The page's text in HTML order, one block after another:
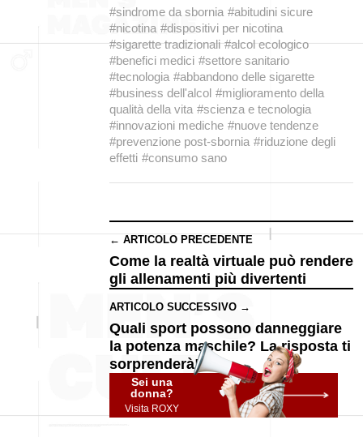
#sindrome da sbornia #abitudini sicure
#nicotina #dispositivi per nicotina
#sigarette tradizionali #alcol ecologico
#benefici medici #settore sanitario
#tecnologia #abbandono delle sigarette
#business dell'alcol #miglioramento della
qualità della vita #scienza e tecnologia
#innovazioni mediche #nuove tendenze
#prevenzione post-sbornia #riduzione degli
effetti #consumo sano
← ARTICOLO PRECEDENTE
Come la realtà virtuale può rendere
gli allenamenti più divertenti
ARTICOLO SUCCESSIVO →
Quali sport possono danneggiare
la potenza maschile? La risposta ti
sorprenderà!
Sei una
donna?
Visita ROXY